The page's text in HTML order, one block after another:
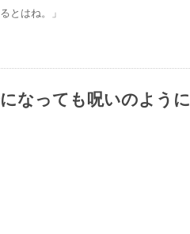
とはね。」
なっても呪いのように